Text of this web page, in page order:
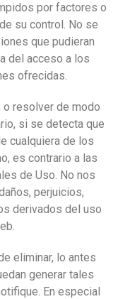
por factores o
su control. No se
que pudieran
del acceso a los
ofrecidas.
resolver de modo
si se detecta que
cualquiera de los
es contrario a las
de Uso. No nos
perjuicios,
derivados del uso
eliminar, lo antes
generar tales
En especial